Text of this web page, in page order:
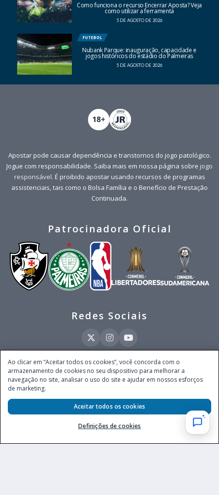
Como funciona o recurso Encerrar Aposta? Veja
como utilizar a ferramenta
5 DE AGOSTO DE 2026
FUTEBOL
Nubank Parque: inauguração, capacidade e
jogos históricos do estádio do Palmeiras
5 DE AGOSTO DE 2026
Apostar pode causar dependência e transtornos do jogo patológico.
Jogue com responsabilidade. Saiba mais em nossa página sobre jogo
responsável. É proibido apostar usando recursos de programas
assistenciais, tais como o Bolsa Família e o Benefício de Prestação
Continuada.
Patrocinadora Oficial
Redes Sociais
Este site é operado pela Ventmear Brasil LTDA (CNPJ 52.868.380/0001-84), com
endereço na Avenida Brigadeiro Faria Lima, nº 4.055, 3º andar, Itaim Bibi, no
Município de São Paulo, Estado de São Paulo, CEP 04538-133, Brasil - empresa
Secretaria de Prêmios e Apostas do Ministério da Fazenda, conforme Portaria nº
247, de 07.02.2025, publicada no DOU em 11.2.2025.
Ao clicar em “Aceitar todos os cookies”, você concorda com o
armazenamento de cookies no seu dispositivo para melhorar a
navegação no site, analisar o uso do site e ajudar em nossos esforços
de marketing.
Definições de cookies
Aceitar todos os cookies